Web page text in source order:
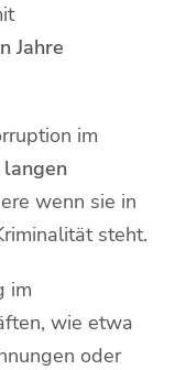
Jahre
im
langen
wenn sie in
steht.
im
wie etwa
oder